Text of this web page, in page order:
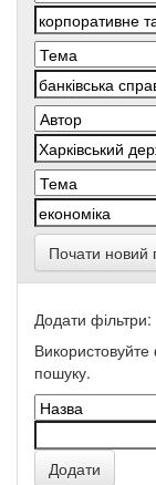
Почати новий
Додати фільтри:
Використовуйте
пошуку.